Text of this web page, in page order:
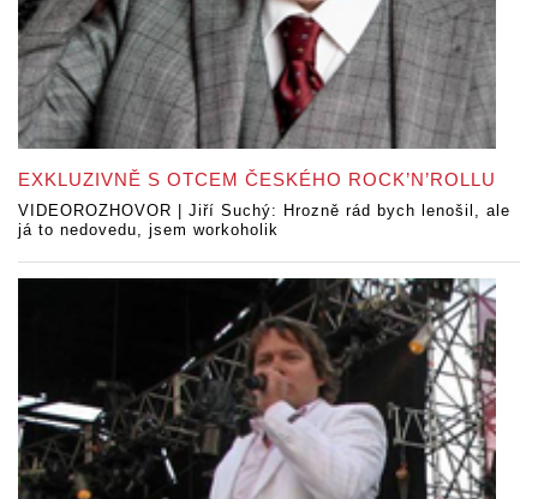
EXKLUZIVNĚ S OTCEM ČESKÉHO ROCK’N’ROLLU
VIDEOROZHOVOR | Jiří Suchý: Hrozně rád bych lenošil, ale
já to nedovedu, jsem workoholik